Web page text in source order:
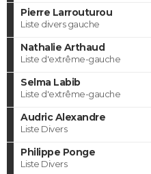
Pierre Larrouturou
Liste divers gauche
Nathalie Arthaud
Liste d'extrême-gauche
Selma Labib
Liste d'extrême-gauche
Audric Alexandre
Liste Divers
Philippe Ponge
Liste Divers